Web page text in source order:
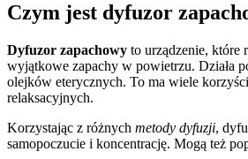
Czym jest dyfuzor
Dyfuzor zapachowy to urządzenie, które
wyjątkowe zapachy w powietrzu. Działa
olejków eterycznych. To ma wiele
relaksacyjnych.
Korzystając z różnych metody dyfuzji,
samopoczucie i koncentrację. Mogą też